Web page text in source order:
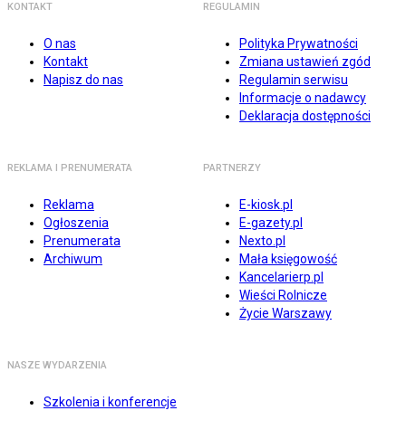
KONTAKT
O nas
Kontakt
Napisz do nas
REGULAMIN
Polityka Prywatności
Zmiana ustawień zgód
Regulamin serwisu
Informacje o nadawcy
Deklaracja dostępności
REKLAMA I PRENUMERATA
Reklama
Ogłoszenia
Prenumerata
Archiwum
PARTNERZY
E-kiosk.pl
E-gazety.pl
Nexto.pl
Mała księgowość
Kancelarierp.pl
Wieści Rolnicze
Życie Warszawy
NASZE WYDARZENIA
Szkolenia i konferencje